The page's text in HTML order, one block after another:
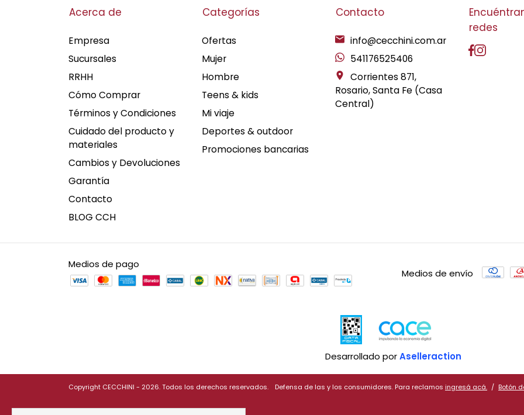
Acerca de
Empresa
Sucursales
RRHH
Cómo Comprar
Términos y Condiciones
Cuidado del producto y
materiales
Cambios y Devoluciones
Garantía
Contacto
BLOG CCH
Categorías
Ofertas
Mujer
Hombre
Teens & kids
Mi viaje
Deportes & outdoor
Promociones bancarias
Contacto
info@cecchini.com.ar
541176525406
Corrientes 871,
Rosario, Santa Fe (Casa
Central)
redes
Medios de pago
Medios de envío
Desarrollado porAselleraction
Copyright CECCHINI - 2026. Todos los derechos reservados. Defensa de las y los consumidores. Para reclamos ingresá acá. / Botón